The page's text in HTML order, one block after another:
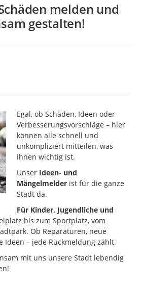
melden und
gestalten!
Egal, ob Schäden, Ideen oder
Verbesserungsvorschläge – hier
können alle schnell und
unkompliziert mitteilen, was
ihnen wichtig ist.
Unser Ideen- und
Mängelmelder ist für die ganze
Stadt da.
Für Kinder, Jugendliche und
bis zum Sportplatz, vom
Ob Reparaturen, neue
Ideen – jede Rückmeldung zählt.
mit uns unsere Stadt lebendig